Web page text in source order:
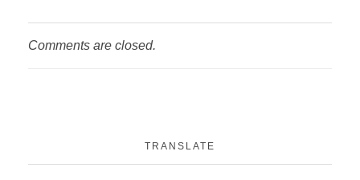
Comments are closed.
TRANSLATE